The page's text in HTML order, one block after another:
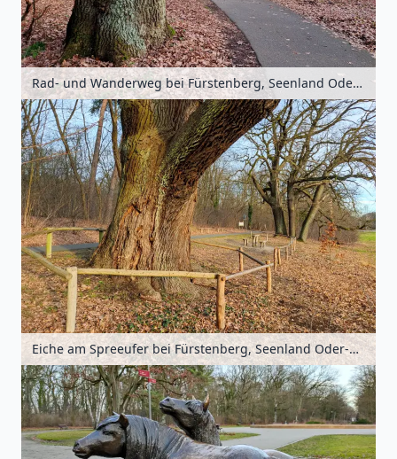
Rad- und Wanderweg bei Fürstenberg, Seenland Oder-Spree, Brandenburg, Deutschland
Eiche am Spreeufer bei Fürstenberg, Seenland Oder-Spree, Brandenburg, Deutschland